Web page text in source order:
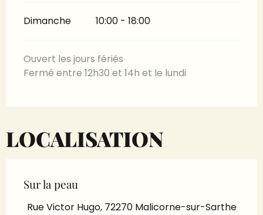
Dimanche 10:00 - 18:00
Ouvert les jours fériés
Fermé entre 12h30 et 14h et le lundi
LOCALISATION
Sur la peau
Rue Victor Hugo, 72270 Malicorne-sur-Sarthe